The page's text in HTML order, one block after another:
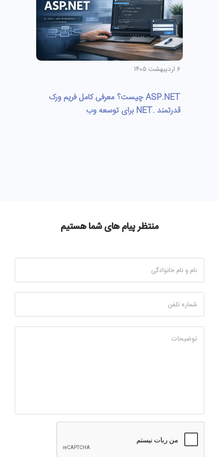
۶ اردیبهشت ۱۴۰۵
ASP.NET چیست؟ معرفی کامل فریم‌ ورک
قدرتمند .NET برای توسعه وب
منتظر پیام های شما هستیم
نام و نام خانوادگی
شماره تلفن
توضیحات